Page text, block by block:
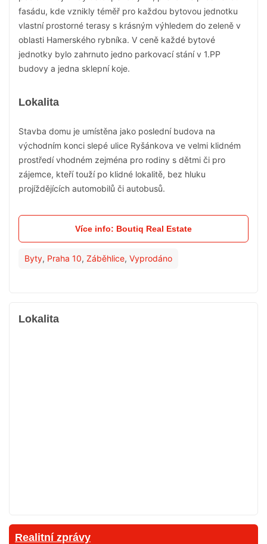
fasádu, kde vznikly téměř pro každou bytovou jednotku
vlastní prostorné terasy s krásným výhledem do zeleně v
oblasti Hamerského rybníka. V ceně každé bytové
jednotky bylo zahrnuto jedno parkovací stání v 1.PP
budovy a jedna sklepní koje.
Lokalita
Stavba domu je umístěna jako poslední budova na
východním konci slepé ulice Ryšánkova ve velmi klidném
prostředí vhodném zejména pro rodiny s dětmi či pro
zájemce, kteří touží po klidné lokalitě, bez hluku
projíždějících automobilů či autobusů.
Více info: Boutiq Real Estate
Byty, Praha 10, Záběhlice, Vyprodáno
Lokalita
Realitní zprávy